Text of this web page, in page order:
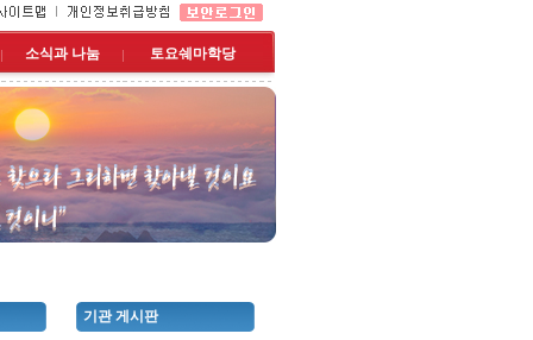
소식과 나눔 토요쉐마학당
기관 게시판